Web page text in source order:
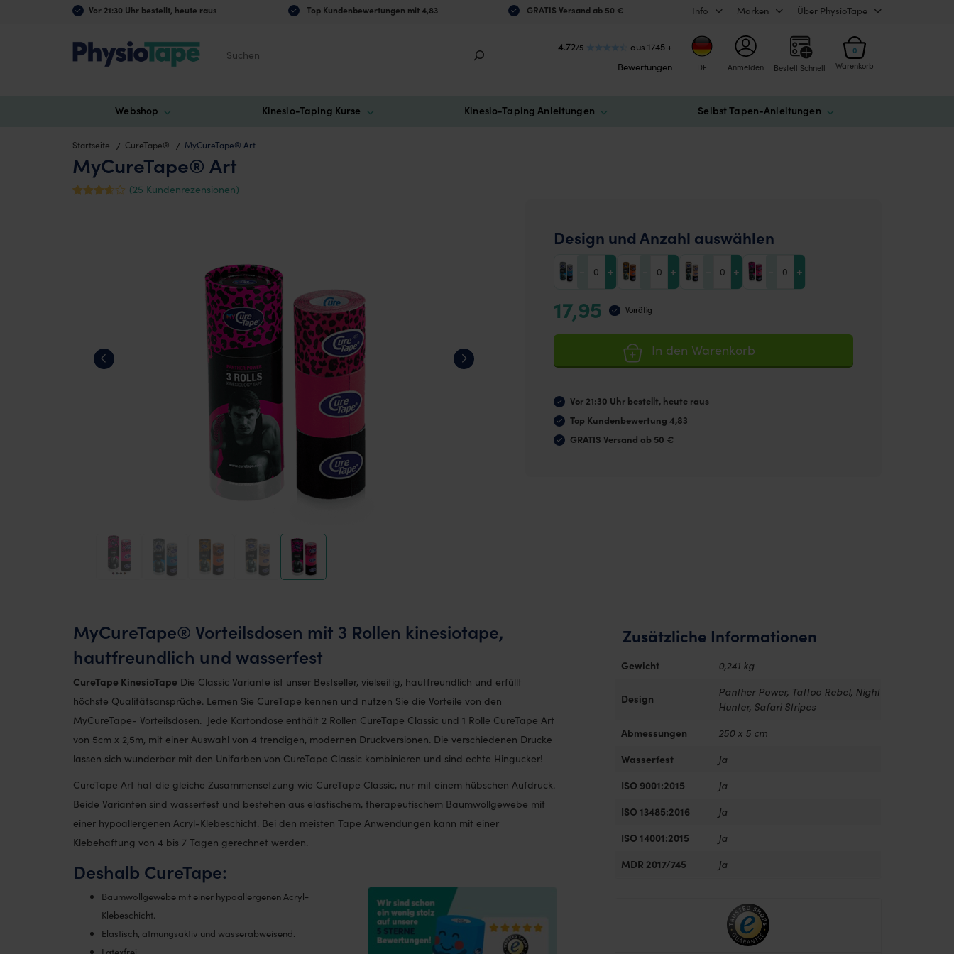
Vor 21:30 Uhr bestellt, heute raus Top Kundenbewertungen mit 4,83 GRATIS Versand ab 50 € Info Marken Über PhysioTape
4.72/5
aus 1745 +
Bewertungen
DE Anmelden Bestell Schnell
0
Warenkorb
Webshop Kinesio-Taping Kurse Kinesio-Taping Anleitungen Selbst Tapen-Anleitungen
Startseite CureTape® MyCureTape® Art
MyCureTape® Art
(25 Kundenrezensionen)
Design und Anzahl auswählen
+ + + +
17,95 Vorrätig
In den Warenkorb
Vor 21:30 Uhr bestellt, heute raus
Top Kundenbewertung 4,83
GRATIS Versand ab 50 €
MyCureTape® Vorteilsdosen mit 3 Rollen kinesiotape,
hautfreundlich und wasserfest
CureTape KinesioTape Die Classic Variante ist unser Bestseller, vielseitig, hautfreundlich und erfüllt
höchste Qualitätsansprüche. Lernen Sie CureTape kennen und nutzen Sie die Vorteile von den
MyCureTape- Vorteilsdosen. Jede Kartondose enthält 2 Rollen CureTape Classic und 1 Rolle CureTape Art
von 5cm x 2,5m, mit einer Auswahl von 4 trendigen, modernen Druckversionen. Die verschiedenen Drucke
lassen sich wunderbar mit den Unifarben von CureTape Classic kombinieren und sind echte Hingucker!
CureTape Art hat die gleiche Zusammensetzung wie CureTape Classic, nur mit einem hübschen Aufdruck.
Beide Varianten sind wasserfest und bestehen aus elastischem, therapeutischem Baumwollgewebe mit
einer hypoallergenen Acryl-Klebeschicht. Bei den meisten Tape Anwendungen kann mit einer
Klebehaftung von 4 bis 7 Tagen gerechnet werden.
Deshalb CureTape:
Baumwollgewebe mit einer hypoallergenen Acryl-
Klebeschicht.
Elastisch, atmungsaktiv und wasserabweisend.
Zusätzliche Informationen
Gewicht 0,241 kg
Design
Panther Power, Tattoo Rebel, Night
Hunter, Safari Stripes
Abmessungen 250 x 5 cm
Wasserfest Ja
ISO 9001:2015 Ja
ISO 13485:2016 Ja
ISO 14001:2015 Ja
MDR 2017/745 Ja